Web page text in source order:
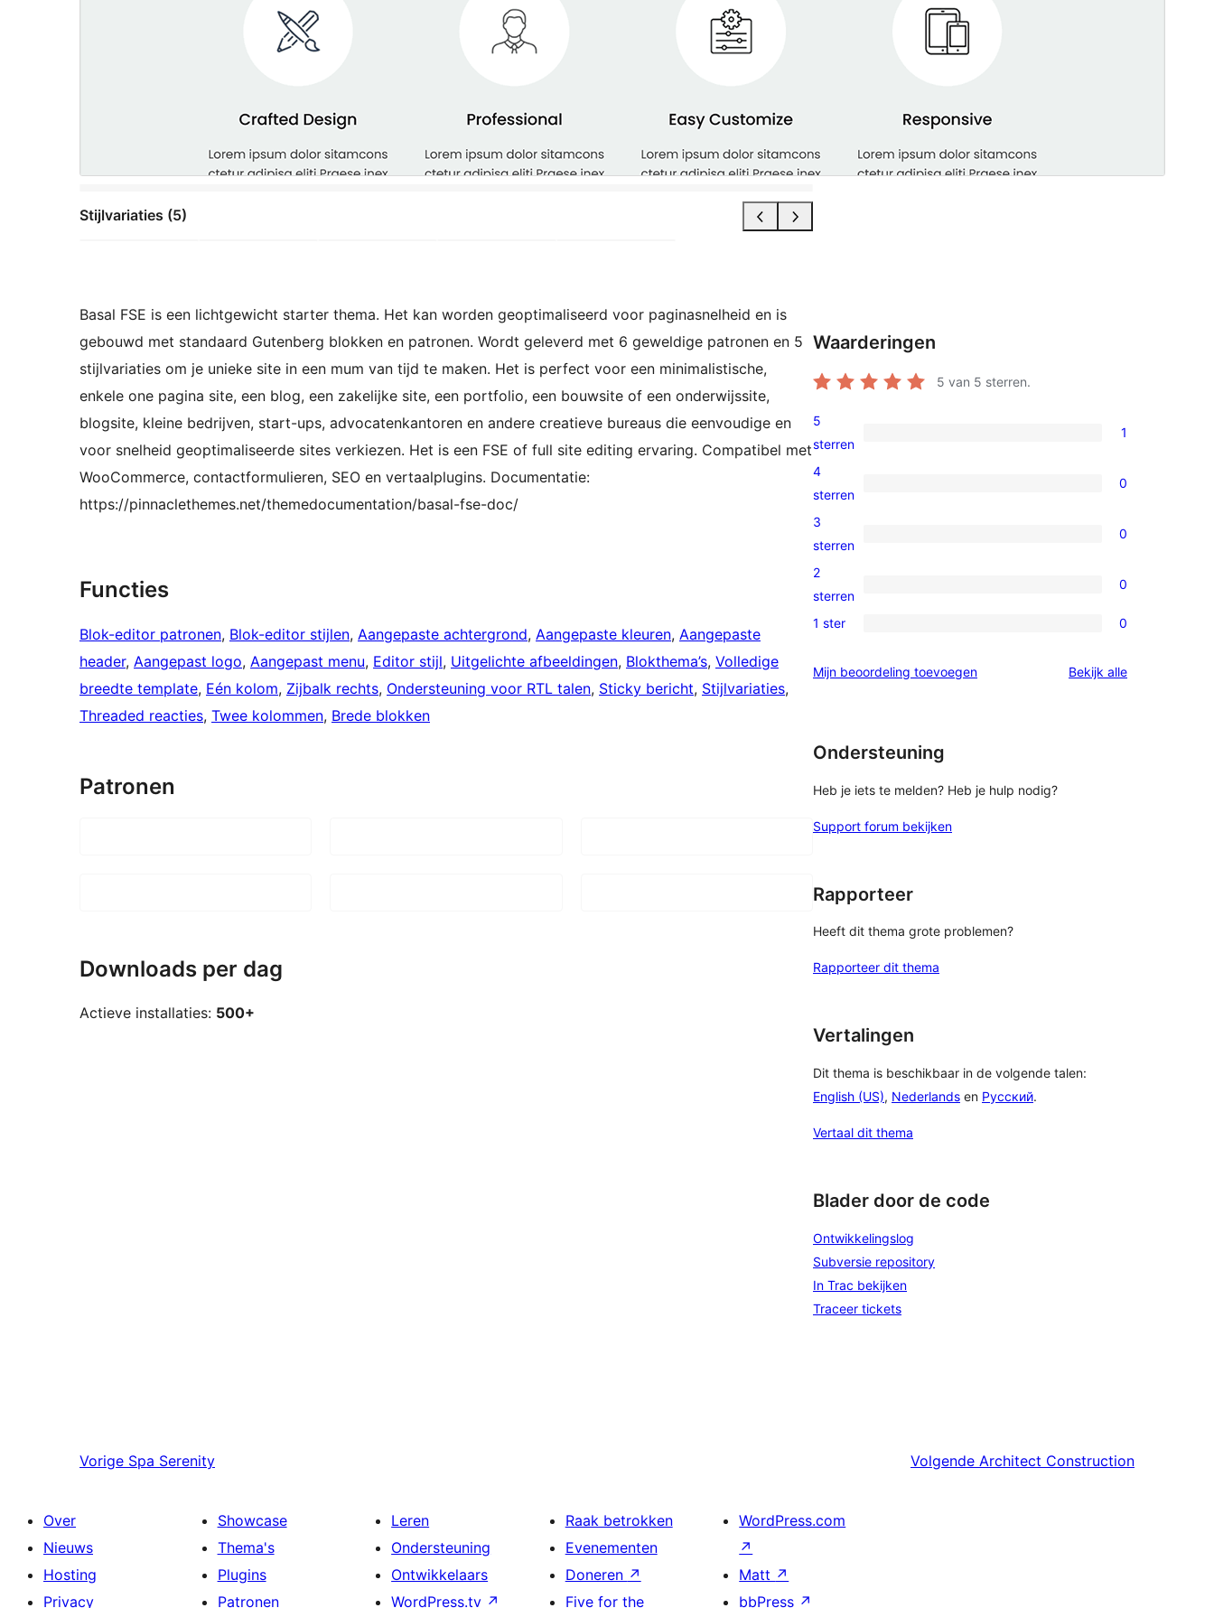
Stijlvariaties (5)
Basal FSE is een lichtgewicht starter thema. Het kan worden geoptimaliseerd voor paginasnelheid en is
gebouwd met standaard Gutenberg blokken en patronen. Wordt geleverd met 6 geweldige patronen en 5
stijlvariaties om je unieke site in een mum van tijd te maken. Het is perfect voor een minimalistische,
enkele one pagina site, een blog, een zakelijke site, een portfolio, een bouwsite of een onderwijssite,
blogsite, kleine bedrijven, start-ups, advocatenkantoren en andere creatieve bureaus die eenvoudige en
voor snelheid geoptimaliseerde sites verkiezen. Het is een FSE of full site editing ervaring. Compatibel met
WooCommerce, contactformulieren, SEO en vertaalplugins. Documentatie:
https://pinnaclethemes.net/themedocumentation/basal-fse-doc/
Functies
Blok-editor patronen, Blok-editor stijlen, Aangepaste achtergrond, Aangepaste kleuren, Aangepaste
header, Aangepast logo, Aangepast menu, Editor stijl, Uitgelichte afbeeldingen, Blokthema’s, Volledige
breedte template, Eén kolom, Zijbalk rechts, Ondersteuning voor RTL talen, Sticky bericht, Stijlvariaties
Threaded reacties, Twee kolommen, Brede blokken
Patronen
Downloads per dag
Actieve installaties: 500+
Waarderingen
5 van 5 sterren.
1
5
ster
beoordeling
5
sterren
1
0
4
sterren
beoordelingen
4
sterren
0
0
3
sterren
beoordelingen
3
sterren
0
0
2
beoordelingen
2
sterren
0
sterren
1 ster 0
Mijn beoordeling toevoegen Bekijk allebeoordelingen
Ondersteuning
Heb je iets te melden? Heb je hulp nodig?
Support forum bekijken
Rapporteer
Heeft dit thema grote problemen?
Rapporteer dit thema
Vertalingen
Dit thema is beschikbaar in de volgende talen:
English (US), Nederlands en Русский.
Vertaal dit thema
Blader door de code
Ontwikkelingslog
Subversie repository
In Trac bekijken
Traceer tickets
Vorige Spa Serenity Volgende Architect Construction
Over
Nieuws
Hosting
Privacy
Showcase
Thema's
Plugins
Patronen
Leren
Ondersteuning
Ontwikkelaars
WordPress.tv ↗
Raak betrokken
Evenementen
Doneren ↗
Five for the
WordPress.com
↗
Matt ↗
bbPress ↗